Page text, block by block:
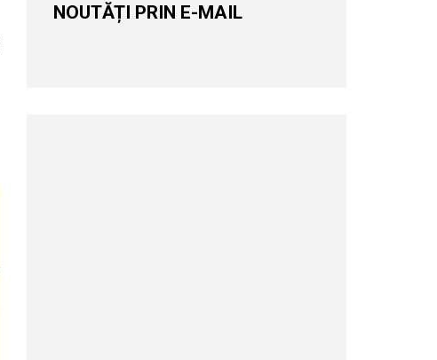
NOUTĂȚI PRIN E-MAIL